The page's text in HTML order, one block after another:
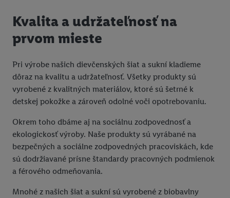
Kvalita a udržateľnosť na
prvom mieste
Pri výrobe našich dievčenských šiat a sukní kladieme
dôraz na kvalitu a udržateľnosť. Všetky produkty sú
vyrobené z kvalitných materiálov, ktoré sú šetrné k
detskej pokožke a zároveň odolné voči opotrebovaniu.
Okrem toho dbáme aj na sociálnu zodpovednosť a
ekologickosť výroby. Naše produkty sú vyrábané na
bezpečných a sociálne zodpovedných pracoviskách, kde
sú dodržiavané prísne štandardy pracovných podmienok
a férového odmeňovania.
Mnohé z našich šiat a sukní sú vyrobené z biobavlny
vyjadríte súhlas so spracúvaním na všetky vyššie uvedené účely.
Ďalšie informácie vrátane informácií o dobe uchovávania
údajov a Vašom práve kedykoľvek odvolať súhlas s účinnosťou
údajov.Imprint nájdete tu.